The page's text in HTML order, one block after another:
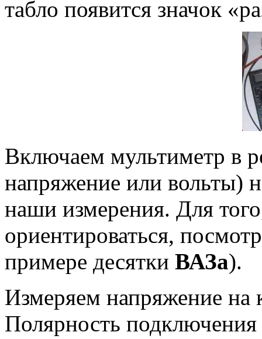
табло появится значок
Включаем мультиметр в
напряжение или вольты)
наши измерения. Для
ориентироваться,
примере десятки ВАЗа).
Измеряем напряжение
Полярность